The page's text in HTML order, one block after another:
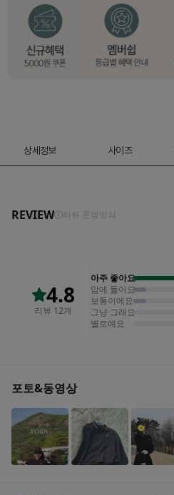
상세정보 사이즈